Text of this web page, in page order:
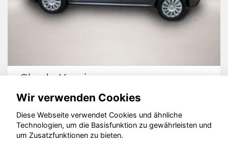
Skoda Kamiq
© konjunkturmotor.de GmbH 2020 - 2026
Wir verwenden Cookies
Diese Webseite verwendet Cookies und ähnliche
Technologien, um die Basisfunktion zu gewährleisten und
um Zusatzfunktionen zu bieten.